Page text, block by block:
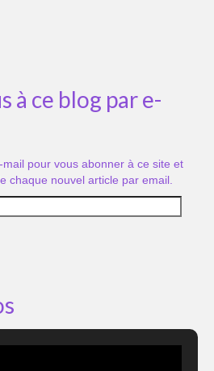
à ce blog par e-
pour vous abonner à ce site et
chaque nouvel article par email.